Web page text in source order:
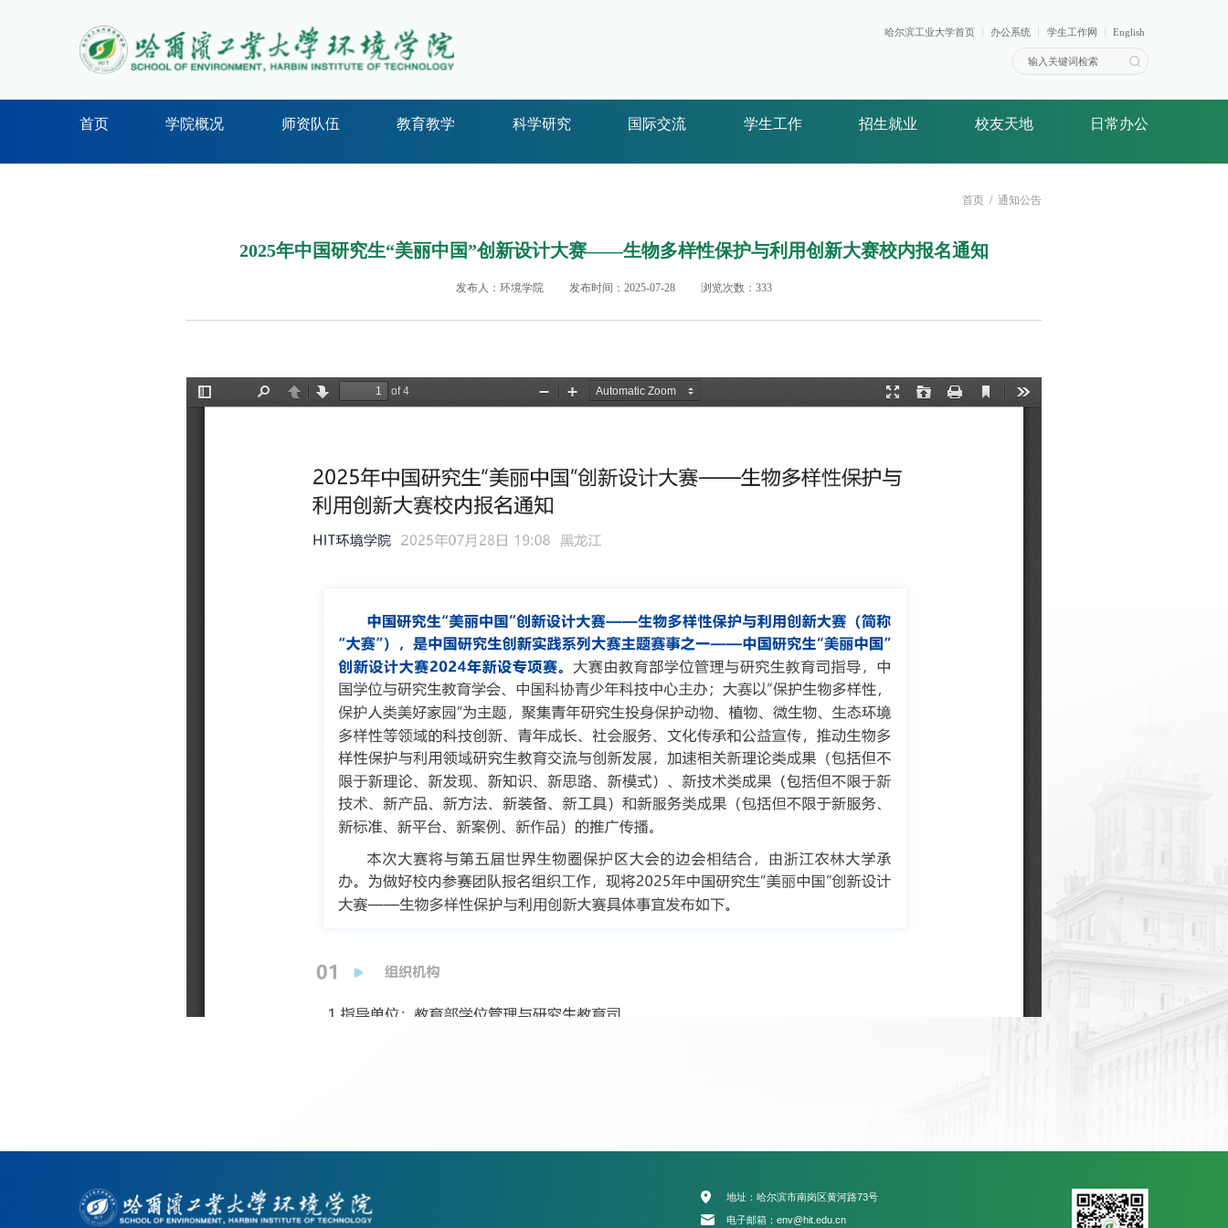
哈尔滨工业大学首页 办公系统 学生工作网 English
首页 学院概况 师资队伍 教育教学 科学研究 国际交流 学生工作 招生就业 校友天地 日常办公
首页 通知公告
2025年中国研究生“美丽中国”创新设计大赛——生物多样性保护与利用创新大赛校内报名通知
发布人：环境学院 发布时间：2025-07-28 浏览次数： 333
地址：哈尔滨市南岗区黄河路73号
电子邮箱：env@hit.edu.cn